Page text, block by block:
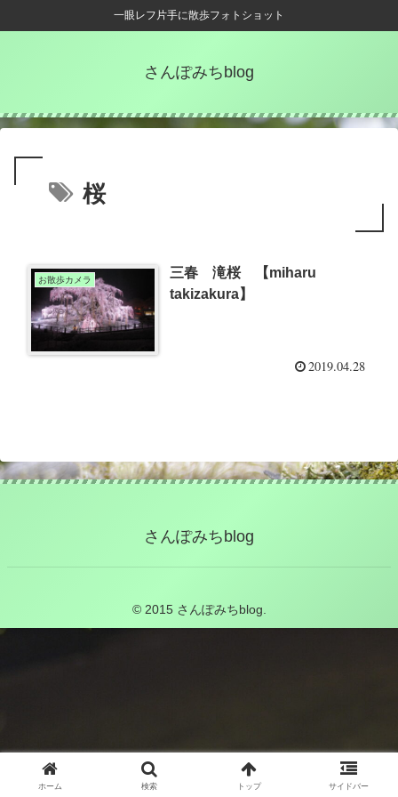
一眼レフ片手に散歩フォトショット
さんぽみちblog
桜
お散歩カメラ
三春 滝桜 【miharu
takizakura】
2019.04.28
さんぽみちblog
© 2015 さんぽみちblog.
ホーム 検索 トップ サイドバー